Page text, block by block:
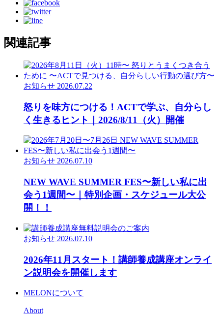
関連記事
お知らせ 2026.07.22
怒りを味方につける！ACTで学ぶ、自分らし
く生きるヒント｜2026/8/11（火）開催
お知らせ 2026.07.10
NEW WAVE SUMMER FES〜新しい私に出
会う1週間〜｜特別企画・スケジュール大公
開！！
お知らせ 2026.07.10
2026年11月スタート！講師養成講座オンライ
ン説明会を開催します
MELONについて
About